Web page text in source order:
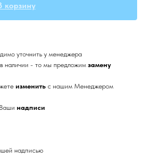
корзину
уточнить у менеджера
наличии - то мы предложим замену
изменить с нашим Менеджером
надписи
надписью